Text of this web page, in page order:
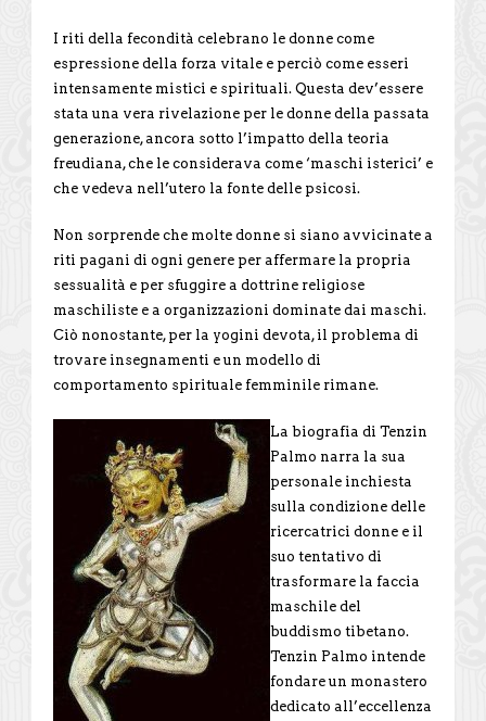
I riti della fecondità celebrano le donne come
espressione della forza vitale e perciò come esseri
intensamente mistici e spirituali. Questa dev’essere
stata una vera rivelazione per le donne della passata
generazione, ancora sotto l’impatto della teoria
freudiana, che le considerava come ‘maschi isterici’ e
che vedeva nell’utero la fonte delle psicosi.
Non sorprende che molte donne si siano avvicinate a
riti pagani di ogni genere per affermare la propria
sessualità e per sfuggire a dottrine religiose
maschiliste e a organizzazioni dominate dai maschi.
Ciò nonostante, per la yogini devota, il problema di
trovare insegnamenti e un modello di
comportamento spirituale femminile rimane.
La biografia di Tenzin
Palmo narra la sua
personale inchiesta
sulla condizione delle
ricercatrici donne e il
suo tentativo di
trasformare la faccia
maschile del
buddismo tibetano.
Tenzin Palmo intende
fondare un monastero
dedicato all’eccellenza